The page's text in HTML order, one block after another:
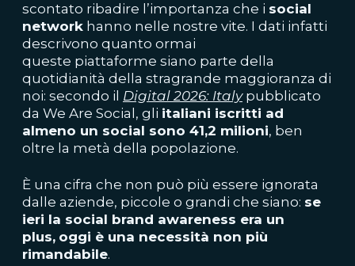
scontato ribadire l’importanza che i social
network hanno nelle nostre vite. I dati infatti
descrivono quanto ormai
queste piattaforme siano parte della
quotidianità della stragrande maggioranza di
noi: secondo il Digital 2026: Italy pubblicato
da We Are Social, gli italiani iscritti ad
almeno un social sono 41,2 milioni, ben
oltre la metà della popolazione.
È una cifra che non può più essere ignorata
dalle aziende, piccole o grandi che siano: se
ieri la social brand awareness era un
plus, oggi è una necessità non più
rimandabile.